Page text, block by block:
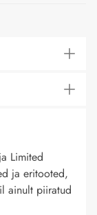
Limited
ja eritooted,
ainult piiratud